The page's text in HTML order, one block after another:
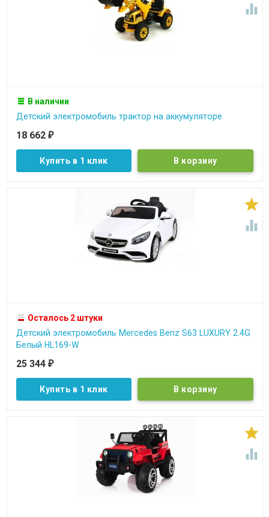

В наличии
Детский электромобиль трактор на аккумуляторе
18 662 ₽
Купить в 1 клик


Осталось 2 штуки
Детский электромобиль Mercedes Benz S63 LUXURY 2.4G
Белый HL169-W
25 344 ₽
Купить в 1 клик

